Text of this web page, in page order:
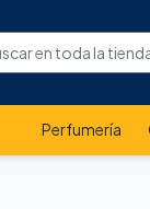
Perfumería